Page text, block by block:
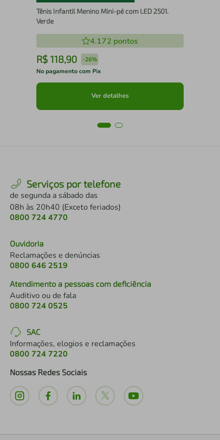
Tênis Infantil Menino Mini-pé com LED 2501.
Verde
4.172 pontos
R$ 118,90 -26%
No pagamento com Pix
Ver detalhes
Serviços por telefone
de segunda a sábado das
08h às 20h40 (Exceto feriados)
0800 724 4770
Ouvidoria
Reclamações e denúncias
0800 646 2519
Atendimento a pessoas com deficiência
Auditivo ou de fala
0800 724 0525
SAC
Informações, elogios e reclamações
0800 724 7220
Nossas Redes Sociais